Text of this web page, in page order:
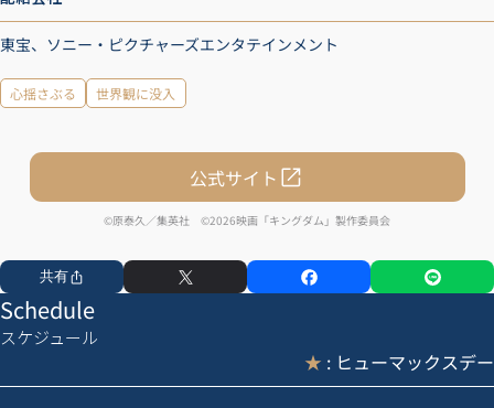
東宝、ソニー・ピクチャーズエンタテインメント
心揺さぶる 世界観に没入
公式サイト
©原泰久／集英社 ©2026映画「キングダム」製作委員会
共有
Schedule
スケジュール
★ : ヒューマックスデー